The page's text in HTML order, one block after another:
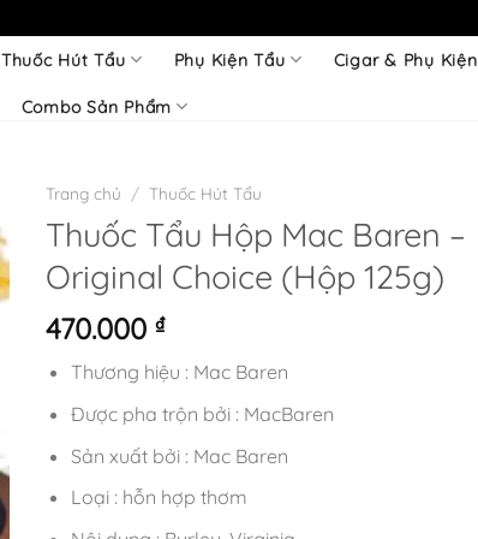
Thuốc Hút Tẩu Phụ Kiện Tẩu Cigar & Phụ Kiện
Combo Sản Phẩm
Trang chủ / Thuốc Hút Tẩu
Thuốc Tẩu Hộp Mac Baren –
Original Choice (Hộp 125g)
470.000 ₫
Thương hiệu : Mac Baren
Được pha trộn bởi : MacBaren
Sản xuất bởi : Mac Baren
Loại : hỗn hợp thơm